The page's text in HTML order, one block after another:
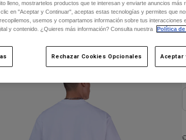
lleno, mostrartelos productos que te interesan y enviarte anuncios más
en "Aceptar y Continuar", aceptas estas tecnologías y permites que
usemos y compartamos información sobre tus interacciones
y contenido. ¿Quieres más información? Consulta nuestra
Política de
Rechazar Cookies Opcionales Aceptar